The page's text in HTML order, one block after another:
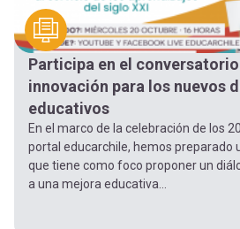
Participa en el
innovación para los nuevos
educativos
En el marco de la celebración de los
portal educarchile, hemos preparado
que tiene como foco proponer un
a una mejora educativa...